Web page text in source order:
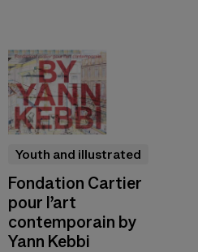
Youth and illustrated
Fondation Cartier
pour l’art
contemporain by
Yann Kebbi